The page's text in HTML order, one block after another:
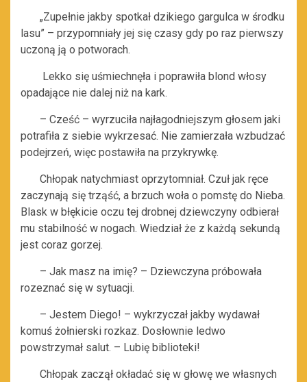
„Zupełnie jakby spotkał dzikiego gargulca w środku
lasu” – przypomniały jej się czasy gdy po raz pierwszy
uczoną ją o potworach.
Lekko się uśmiechnęła i poprawiła blond włosy
opadające nie dalej niż na kark.
– Cześć – wyrzuciła najłagodniejszym głosem jaki
potrafiła z siebie wykrzesać. Nie zamierzała wzbudzać
podejrzeń, więc postawiła na przykrywkę.
Chłopak natychmiast oprzytomniał. Czuł jak ręce
zaczynają się trząść, a brzuch woła o pomstę do Nieba.
Blask w błękicie oczu tej drobnej dziewczyny odbierał
mu stabilność w nogach. Wiedział że z każdą sekundą
jest coraz gorzej.
– Jak masz na imię? – Dziewczyna próbowała
rozeznać się w sytuacji.
– Jestem Diego! – wykrzyczał jakby wydawał
komuś żołnierski rozkaz. Dosłownie ledwo
powstrzymał salut. – Lubię biblioteki!
Chłopak zaczął okładać się w głowę we własnych